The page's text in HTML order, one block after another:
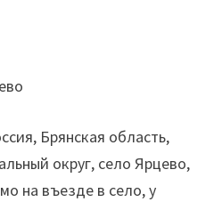
Брянская область,
округ, село Ярцево,
на въезде в село, у